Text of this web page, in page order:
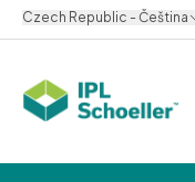
Czech Republic - Čeština